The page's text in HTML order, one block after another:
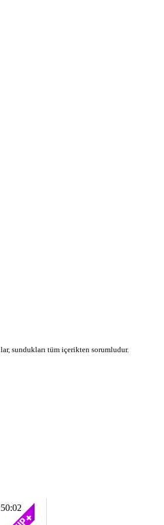
sundukları tüm içerikten sorumludur.